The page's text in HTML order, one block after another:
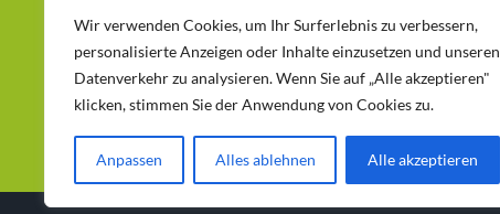
Wir verwenden Cookies, um Ihr Surferlebnis zu verbessern,
personalisierte Anzeigen oder Inhalte einzusetzen und unseren
Datenverkehr zu analysieren. Wenn Sie auf „Alle akzeptieren"
klicken, stimmen Sie der Anwendung von Cookies zu.
Anpassen Alles ablehnen Alle akzeptieren
Telefon:0177-3686417
Egetterstraße 12 – 80689 München – Laim
kontakt@natuerlich-schmerzfrei-muenchen.de